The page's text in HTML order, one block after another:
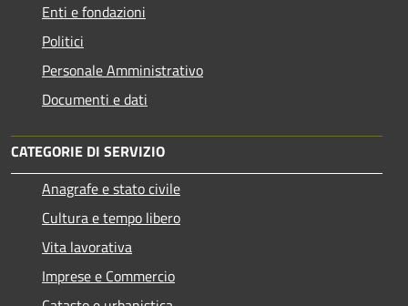
Enti e fondazioni
Politici
Personale Amministrativo
Documenti e dati
CATEGORIE DI SERVIZIO
Anagrafe e stato civile
Cultura e tempo libero
Vita lavorativa
Imprese e Commercio